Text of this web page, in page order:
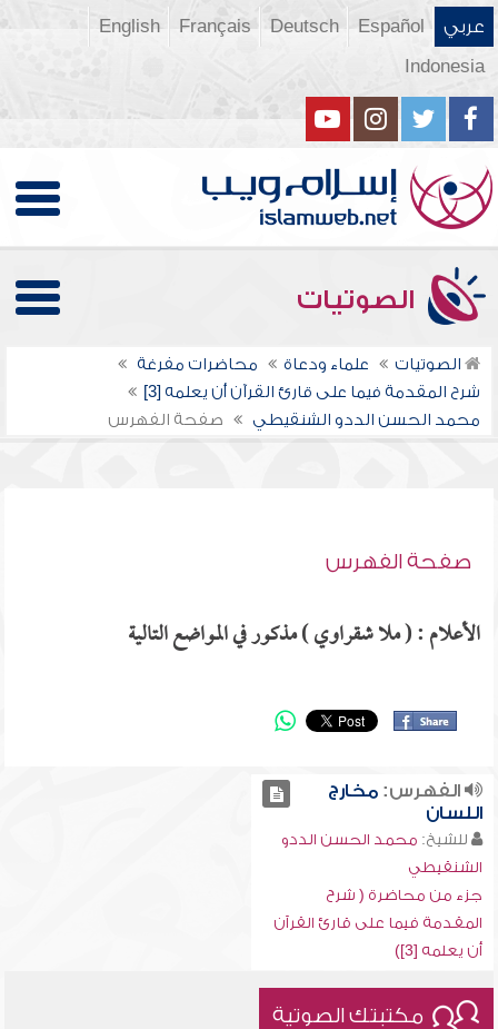
عربي Español
Deutsch
Français
English
Indonesia
الصوتيات
الصوتيات علماء ودعاة
محاضرات مفرغة
شرح المقدمة فيما على قارئ القرآن أن يعلمه [3]
محمد الحسن الددو الشنقيطي
صفحة الفهرس
صفحة الفهرس
الأعلام : ( ملا شقراوي ) مذكور في المواضع التالية
الفهرس:مخارج
اللسان
للشيخ: محمد الحسن الددو
الشنقيطي
جزء من محاضرة ( شرح
المقدمة فيما على قارئ القرآن
أن يعلمه [3])
مكتبتك الصوتية